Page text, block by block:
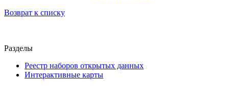
Возврат к списку
Разделы
Реестр наборов открытых данных
Интерактивные карты